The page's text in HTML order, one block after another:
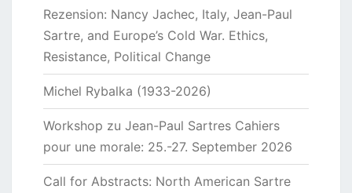
Rezension: Nancy Jachec, Italy, Jean-Paul
Sartre, and Europe’s Cold War. Ethics,
Resistance, Political Change
Michel Rybalka (1933-2026)
Workshop zu Jean-Paul Sartres Cahiers
pour une morale: 25.-27. September 2026
Call for Abstracts: North American Sartre